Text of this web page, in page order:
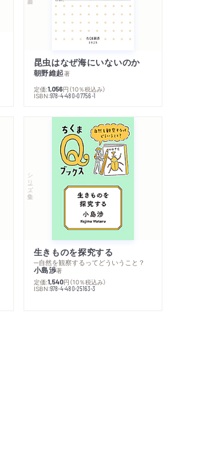
昆虫はなぜ海にいないのか
朝野維起著
定価:1,056円 （10％税込み）
ISBN:978-4-480-07756-1
シリーズ・全集
生きものを探究する
─自然を観察するってどういうこと？
小島渉著
定価:1,540円 （10％税込み）
ISBN:978-4-480-25163-3